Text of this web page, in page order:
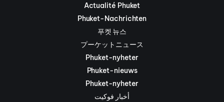
Actualité Phuket
Phuket-Nachrichten
푸켓 뉴스
プーケットニュース
Phuket-nyheter
Phuket-nieuws
Phuket-nyheter
أخبار فوكيت